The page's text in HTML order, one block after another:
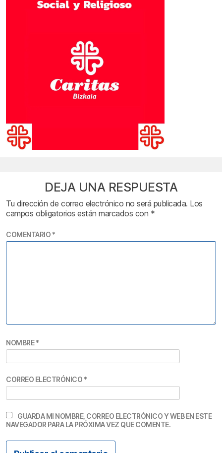
DEJA UNA RESPUESTA
Tu dirección de correo electrónico no será publicada. Los
campos obligatorios están marcados con *
COMENTARIO *
NOMBRE*
CORREO ELECTRÓNICO *
GUARDA MI NOMBRE, CORREO ELECTRÓNICO Y WEB EN ESTE
NAVEGADOR PARA LA PRÓXIMA VEZ QUE COMENTE.